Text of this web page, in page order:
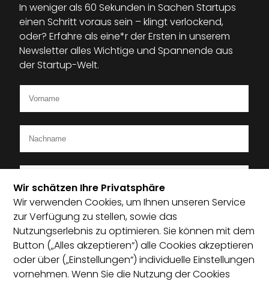
In weniger als 60 Sekunden in Sachen Startups
einen Schritt voraus sein – klingt verlockend,
oder? Erfahre als eine*r der Ersten in unserem
Newsletter alles Wichtige und Spannende aus
der Startup-Welt.
Ich bin Mitglied im Startup-Verband
Ich habe die Datenschutzerklärung zur Kenntnis
genommen und bin damit einverstanden, dass die von
mir angegebenen Daten elektronisch erhoben und
Wir schätzen Ihre Privatsphäre
Wir verwenden Cookies, um Ihnen unseren Service
zur Verfügung zu stellen, sowie das
Nutzungserlebnis zu optimieren. Sie können mit dem
Button („Alles akzeptieren“) alle Cookies akzeptieren
oder über („Einstellungen“) individuelle Einstellungen
vornehmen. Wenn Sie die Nutzung der Cookies